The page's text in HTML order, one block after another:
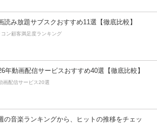
読み放題サブスクおすすめ11選【徹底比較】
コン顧客満足度ランキング
年動画配信サービスおすすめ40選【徹底比較】
画配信サービス20選
の音楽ランキングから、ヒットの推移をチェッ